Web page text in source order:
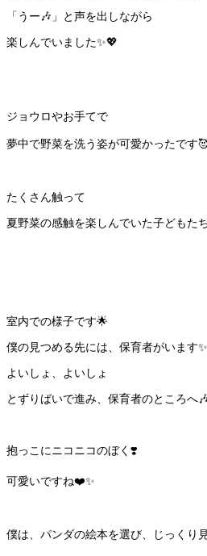
「うー🎶」と声を出しながら
楽しんでいました✨💖
ジョウロやお手てで
夢中で野菜を洗う姿が可愛かったです
たくさん触って
夏野菜の感触を楽しんでいた子どもた
室内での様子です🌟
僕の見つめる先には、保育者がいます✨
よいしょ、よいしょ
とずりばいで進み、保育者のところへ
抱っこにニコニコのぼく❣️
可愛いですね❤️✨
僕は、パンダの絵本を選び、じっくり